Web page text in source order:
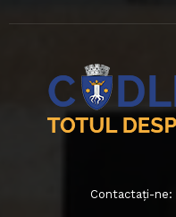
Contactați-ne: